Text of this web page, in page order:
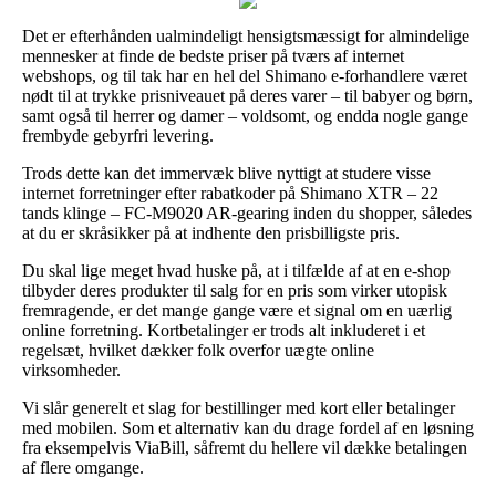
Det er efterhånden ualmindeligt hensigtsmæssigt for almindelige
mennesker at finde de bedste priser på tværs af internet
webshops, og til tak har en hel del Shimano e-forhandlere været
nødt til at trykke prisniveauet på deres varer – til babyer og børn,
samt også til herrer og damer – voldsomt, og endda nogle gange
frembyde gebyrfri levering.
Trods dette kan det immervæk blive nyttigt at studere visse
internet forretninger efter rabatkoder på Shimano XTR – 22
tands klinge – FC-M9020 AR-gearing inden du shopper, således
at du er skråsikker på at indhente den prisbilligste pris.
Du skal lige meget hvad huske på, at i tilfælde af at en e-shop
tilbyder deres produkter til salg for en pris som virker utopisk
fremragende, er det mange gange være et signal om en uærlig
online forretning. Kortbetalinger er trods alt inkluderet i et
regelsæt, hvilket dækker folk overfor uægte online
virksomheder.
Vi slår generelt et slag for bestillinger med kort eller betalinger
med mobilen. Som et alternativ kan du drage fordel af en løsning
fra eksempelvis ViaBill, såfremt du hellere vil dække betalingen
af flere omgange.